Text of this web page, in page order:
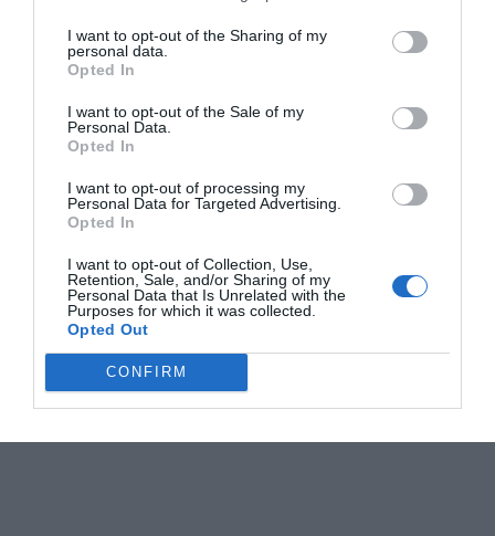
I want to opt-out of the Sharing of my
personal data.
Opted In
I want to opt-out of the Sale of my
Personal Data.
Opted In
I want to opt-out of processing my
Personal Data for Targeted Advertising.
Opted In
I want to opt-out of Collection, Use,
Retention, Sale, and/or Sharing of my
Personal Data that Is Unrelated with the
Purposes for which it was collected.
Opted Out
CONFIRM